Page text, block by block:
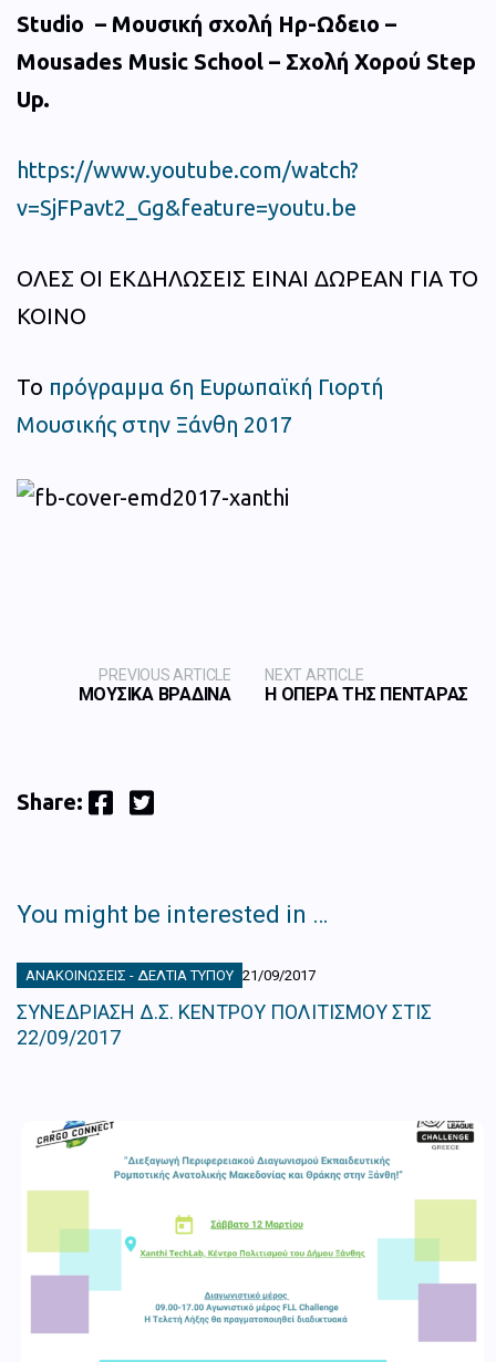
Studio – Μουσική σχολή Ηρ-Ωδειο –
Mousades Music School – Σχολή Χορού Step
Up.
https://www.youtube.com/watch?
v=SjFPavt2_Gg&feature=youtu.be
ΟΛΕΣ ΟΙ ΕΚΔΗΛΩΣΕΙΣ ΕΙΝΑΙ ΔΩΡΕΑΝ ΓΙΑ ΤΟ
ΚΟΙΝΟ
Το πρόγραμμα 6η Ευρωπαϊκή Γιορτή
Μουσικής στην Ξάνθη 2017
PREVIOUS ARTICLE
ΜΟΥΣΙΚΑ ΒΡΑΔΙΝΑ
NEXT ARTICLE
Η ΟΠΕΡΑ ΤΗΣ ΠΕΝΤΑΡΑΣ
Share: Facebook Twitter
You might be interested in …
ΑΝΑΚΟΙΝΏΣΕΙΣ - ΔΕΛΤΊΑ ΤΎΠΟΥ 21/09/2017
ΣΥΝΕΔΡΙΑΣΗ Δ.Σ. ΚΕΝΤΡΟΥ ΠΟΛΙΤΙΣΜΟΥ ΣΤΙΣ
22/09/2017